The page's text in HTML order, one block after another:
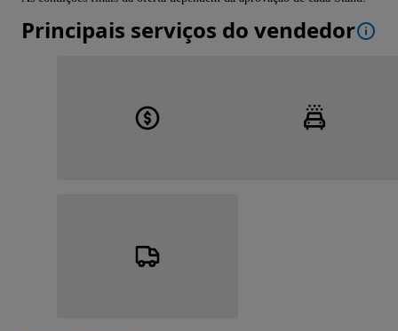
Principais serviços do vendedor